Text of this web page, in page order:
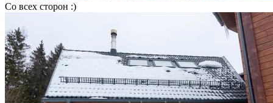
Со всех сторон :)